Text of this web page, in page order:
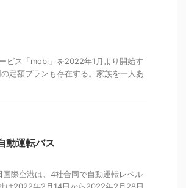
ビス「mobi」を2022年1月より開始す
定額プランも存在する。家族を一人あ
動運転バス
際空港は、4社合同で自動運転レベル